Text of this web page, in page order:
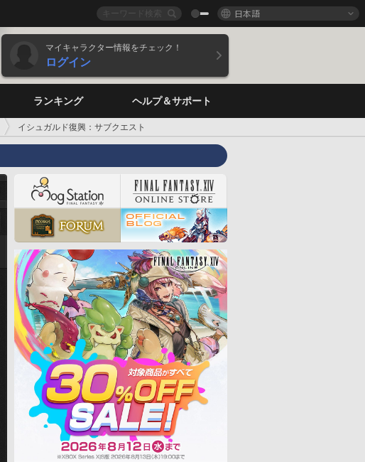
日本語
マイキャラクター情報をチェック！
ログイン
ランキング ヘルプ＆サポート
イシュガルド復興：サブクエスト